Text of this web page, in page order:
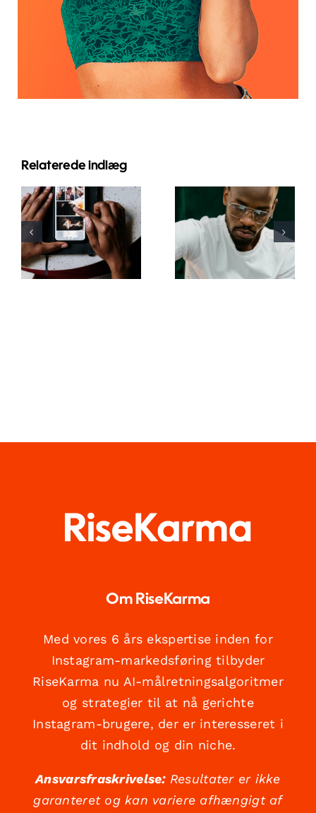
Relaterede indlæg
Bedste apps
til at
animere
fotos til
fængende
Facebook-
Top 17
Avancerede
Tips til at
Forstå
TikTok
Om RiseKarma
Med vores 6 års ekspertise inden for
Instagram-markedsføring tilbyder
RiseKarma nu AI-målretningsalgoritmer
og strategier til at nå gerichte
Instagram-brugere, der er interesseret i
dit indhold og din niche.
Ansvarsfraskrivelse:Resultater er ikke
garanteret og kan variere afhængigt af